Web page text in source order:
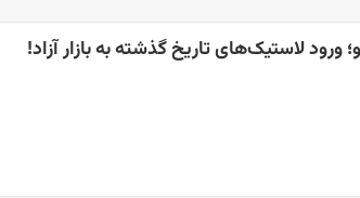
ورود لاستیک‌های تاریخ گذشته به بازار آزاد!